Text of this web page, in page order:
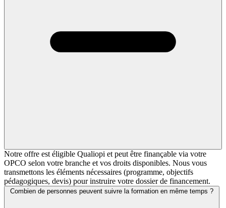
Notre offre est éligible Qualiopi et peut être finançable via votre
OPCO selon votre branche et vos droits disponibles. Nous vous
transmettons les éléments nécessaires (programme, objectifs
pédagogiques, devis) pour instruire votre dossier de financement.
Combien de personnes peuvent suivre la formation en même temps ?